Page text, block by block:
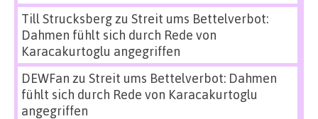
Till Strucksbergzu Streit ums Bettelverbot:
Dahmen fühlt sich durch Rede von
Karacakurtoglu angegriffen
DEWFan zu Streit ums Bettelverbot: Dahmen
fühlt sich durch Rede von Karacakurtoglu
angegriffen